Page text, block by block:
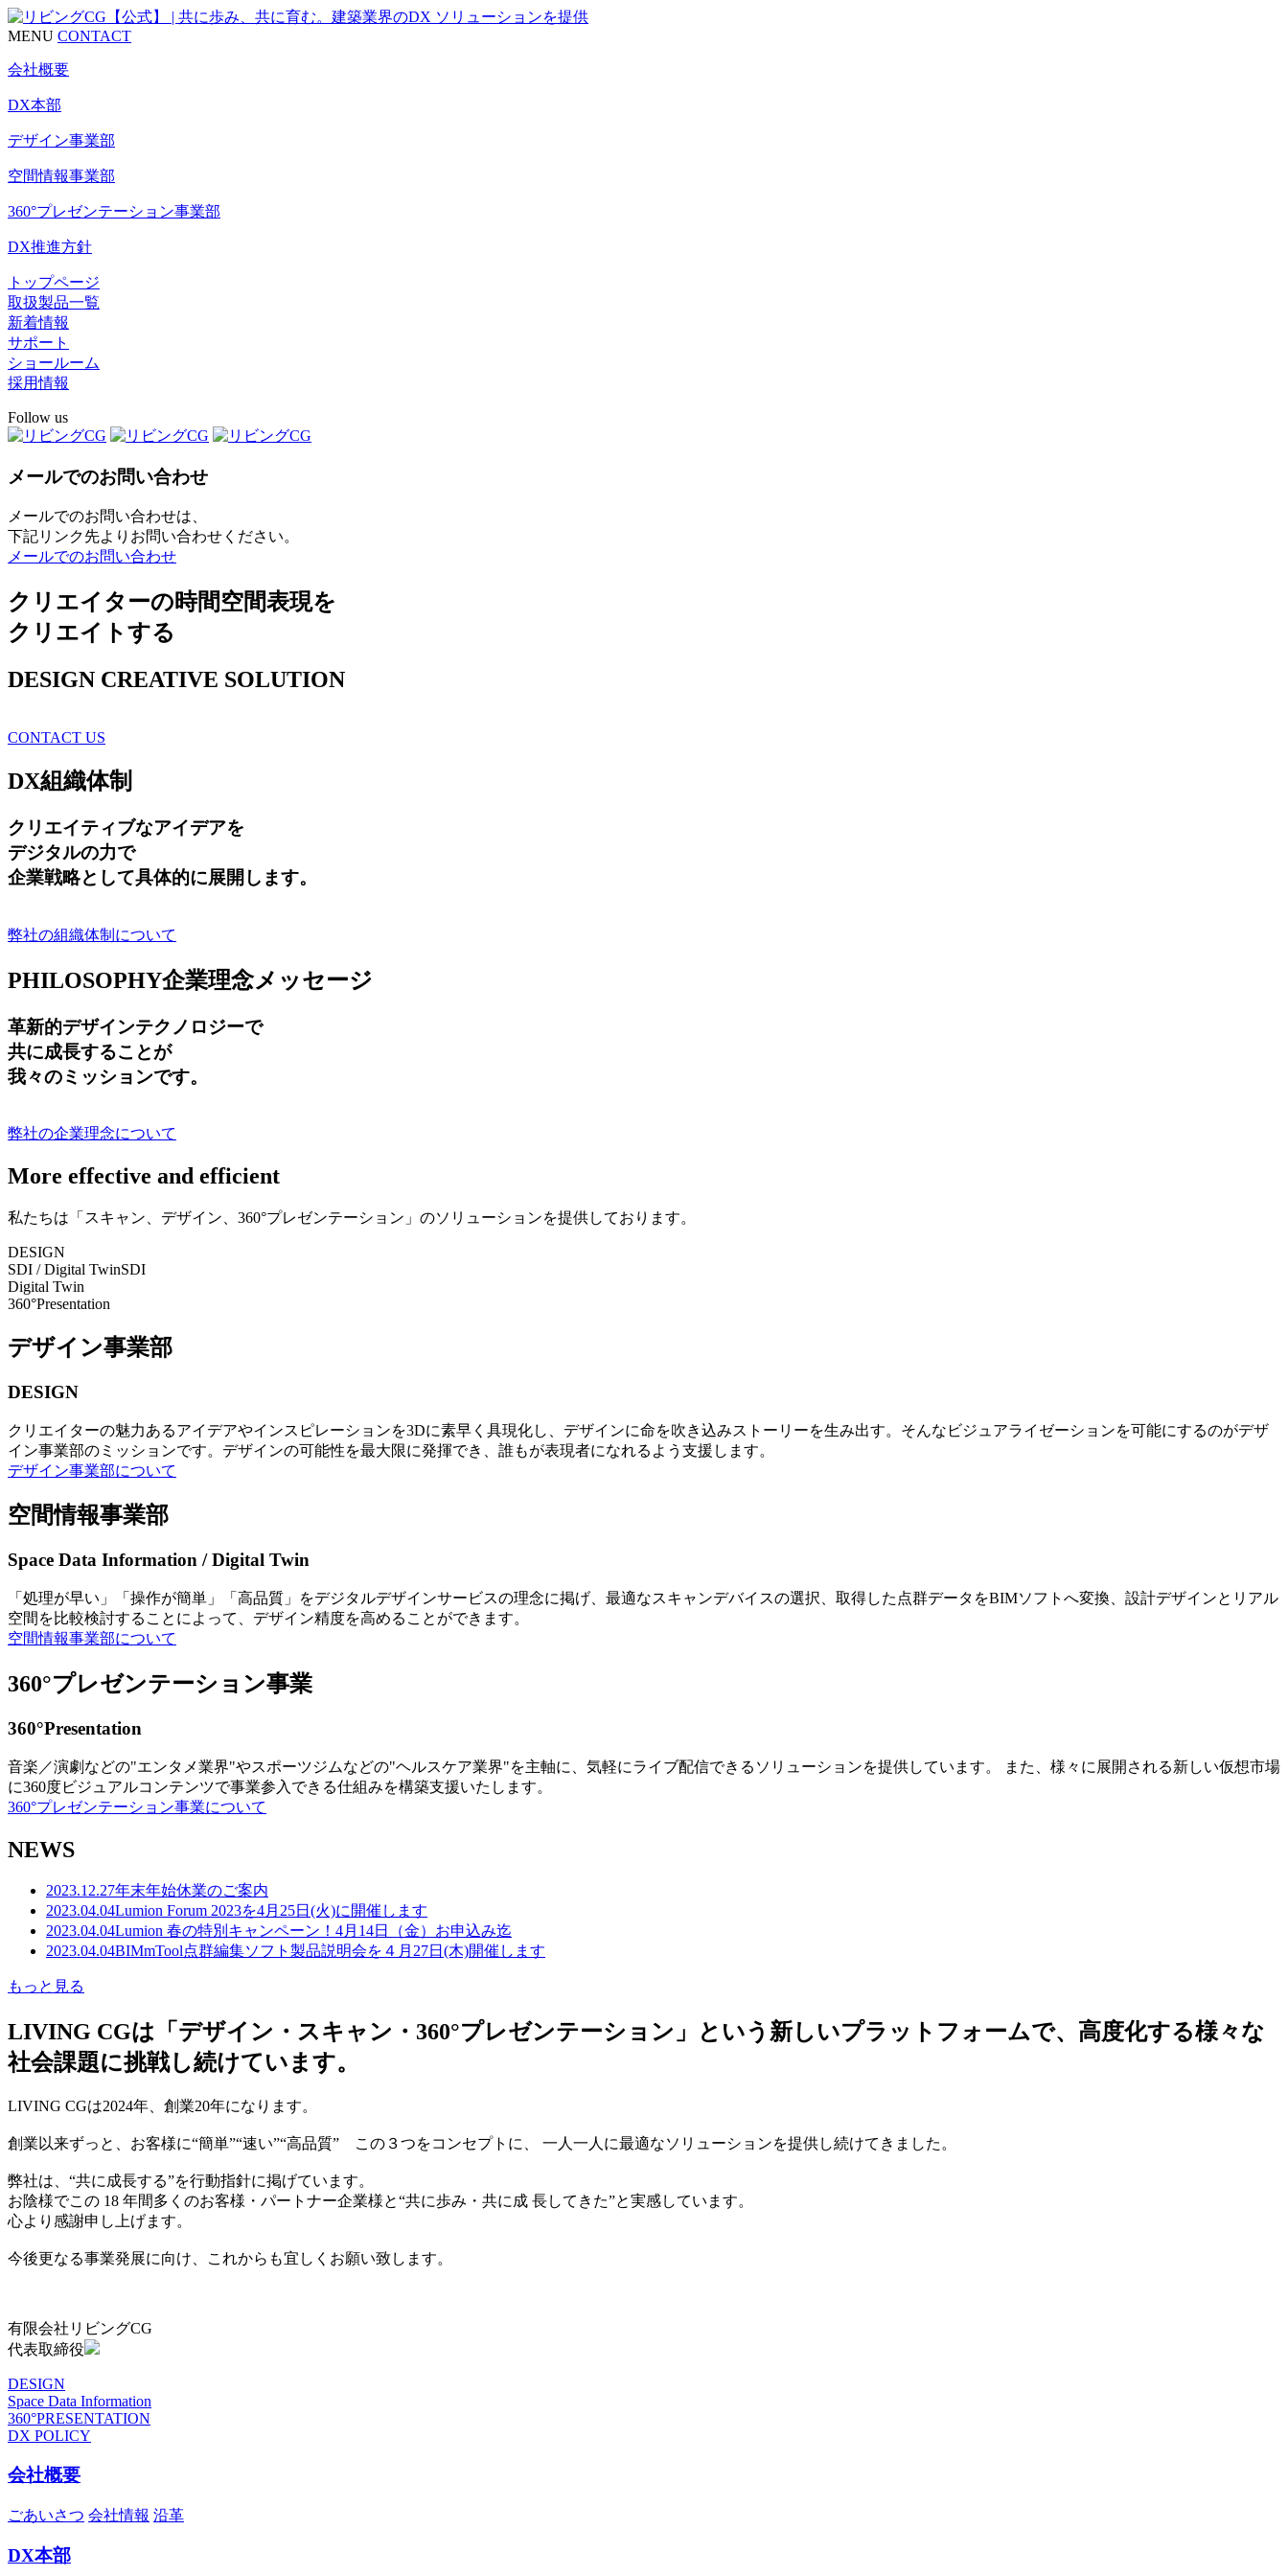
MENU CONTACT
会社概要
DX本部
デザイン事業部
空間情報事業部
360°プレゼンテーション事業部
DX推進方針
トップページ
取扱製品一覧
新着情報
サポート
ショールーム
採用情報
Follow us
メールでのお問い合わせ
メールでのお問い合わせは、
下記リンク先よりお問い合わせください。
メールでのお問い合わせ
クリエイターの時間空間表現を
クリエイトする
DESIGN CREATIVE SOLUTION
CONTACT US
DX組織体制
クリエイティブなアイデアを
デジタルの力で
企業戦略として具体的に展開します。
弊社の組織体制について
PHILOSOPHY企業理念メッセージ
革新的デザインテクノロジーで
共に成長することが
我々のミッションです。
弊社の企業理念について
More effective and efficient
私たちは「スキャン、デザイン、360°プレゼンテーション」のソリューションを提供しております。
DESIGN
SDI / Digital TwinSDI
Digital Twin
360°Presentation
デザイン事業部
DESIGN
クリエイターの魅力あるアイデアやインスピレーションを3Dに素早く具現化し、デザインに命を吹き込みストーリーを生み出す。そんなビジュアライゼーションを可能にするのがデザ
イン事業部のミッションです。デザインの可能性を最大限に発揮でき、誰もが表現者になれるよう支援します。
デザイン事業部について
空間情報事業部
Space Data Information / Digital Twin
「処理が早い」「操作が簡単」「高品質」をデジタルデザインサービスの理念に掲げ、最適なスキャンデバイスの選択、取得した点群データをBIMソフトへ変換、設計デザインとリアル
空間を比較検討することによって、デザイン精度を高めることができます。
空間情報事業部について
360°プレゼンテーション事業
360°Presentation
音楽／演劇などの"エンタメ業界"やスポーツジムなどの"ヘルスケア業界"を主軸に、気軽にライブ配信できるソリューションを提供しています。 また、様々に展開される新しい仮想市場
に360度ビジュアルコンテンツで事業参入できる仕組みを構築支援いたします。
360°プレゼンテーション事業について
NEWS
2023.12.27年末年始休業のご案内
2023.04.04Lumion Forum 2023を4月25日(火)に開催します
2023.04.04Lumion 春の特別キャンペーン！4月14日（金）お申込み迄
2023.04.04BIMmTool点群編集ソフト製品説明会を４月27日(木)開催します
もっと見る
LIVING CGは「デザイン・スキャン・360°プレゼンテーション」という新しいプラットフォームで、高度化する様々な
社会課題に挑戦し続けています。
LIVING CGは2024年、創業20年になります。
創業以来ずっと、お客様に“簡単”“速い”“高品質” この３つをコンセプトに、 一人一人に最適なソリューションを提供し続けてきました。
弊社は、“共に成長する”を行動指針に掲げています。
お陰様でこの 18 年間多くのお客様・パートナー企業様と“共に歩み・共に成 長してきた”と実感しています。
心より感謝申し上げます。
今後更なる事業発展に向け、これからも宜しくお願い致します。
有限会社リビングCG
代表取締役
DESIGN
Space Data Information
360°PRESENTATION
DX POLICY
会社概要
ごあいさつ 会社情報 沿革
DX本部